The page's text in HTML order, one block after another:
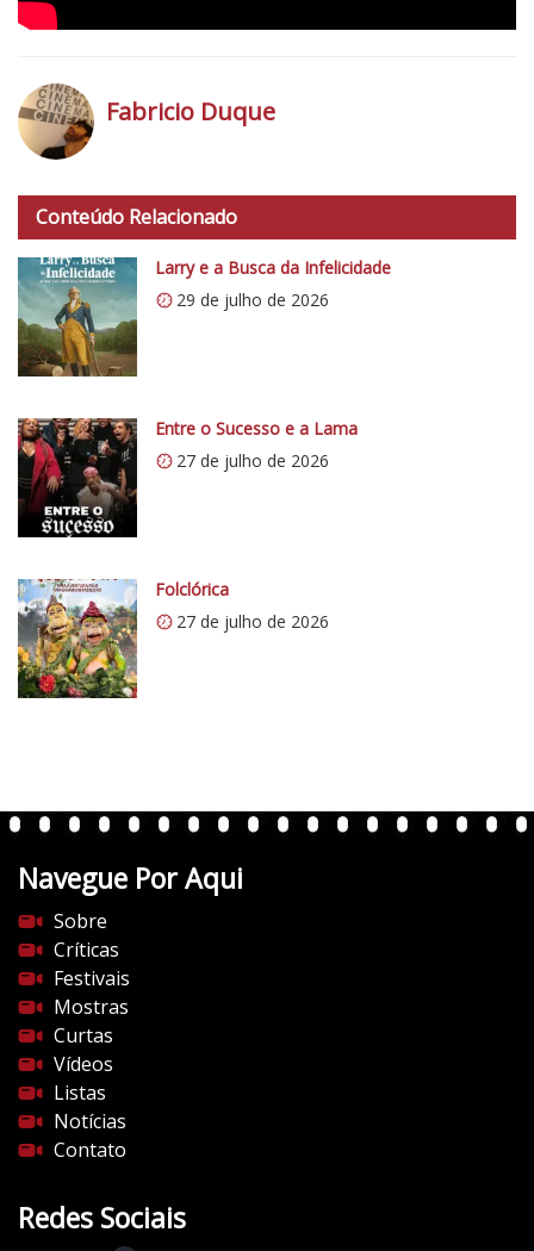
t
p
s
:
/
/
0
.
w
p
.
c
o
m
/
v
n
e
s
d
o
c
i
n
e
m
a
c
o
Fabricio Duque
Conteúdo Relacionado
Larry e a Busca da Infelicidade
29 de julho de 2026
Entre o Sucesso e a Lama
27 de julho de 2026
Folclórica
27 de julho de 2026
Navegue Por Aqui
Sobre
Críticas
Festivais
Mostras
Curtas
Vídeos
Listas
Notícias
Contato
Redes Sociais